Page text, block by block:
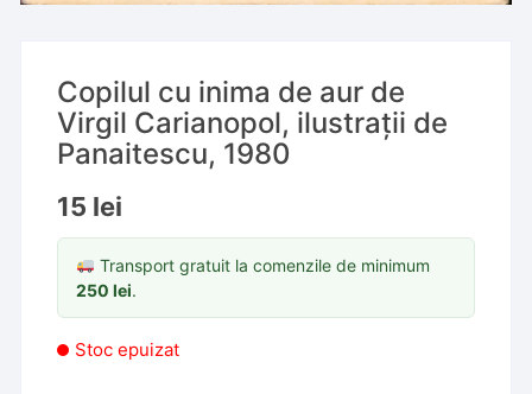
Copilul cu inima de aur de
Virgil Carianopol, ilustrații de
Panaitescu, 1980
15 lei
Transport gratuit la comenzile de minimum
250lei.
Stoc epuizat